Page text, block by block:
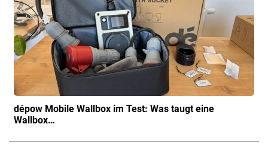
dépow Mobile Wallbox im Test: Was taugt eine
Wallbox…